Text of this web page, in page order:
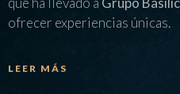
ofrecer experiencias únicas.
LEER MÁS